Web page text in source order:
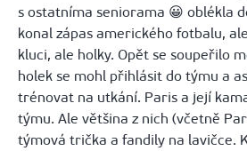
s ostatníma seniorama 😀 oblékla
konal zápas amerického fotbalu,
kluci, ale holky. Opět se soupeřilo
holek se mohl přihlásit do týmu a
trénovat na utkání. Paris a její
týmu. Ale většina z nich (včetně
týmová trička a fandily na lavičce.